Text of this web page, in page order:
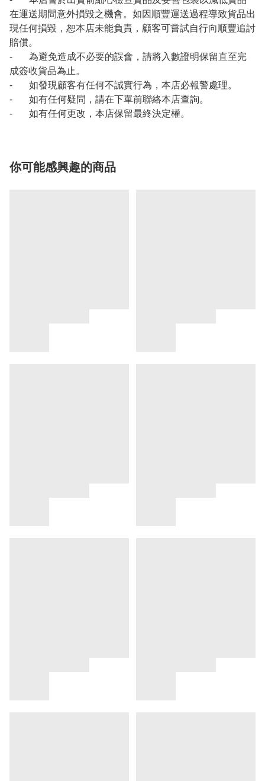
在運送期間意外損毀之機會。如因順豐運送過程導致貨品出
現任何損毀，恕本店未能負責，顧客可嘗試自行向順豐追討
賠償。
- 為避免造成不必要的誤會，請將入數證明保留直至完
成簽收貨品為止。
- 如發現顧客有任何不誠實行為，本店必報警處理。
- 如有任何疑問，請在下單前聯絡本店查詢。
- 如有任何更改，本店保留最終決定權。
你可能感興趣的商品